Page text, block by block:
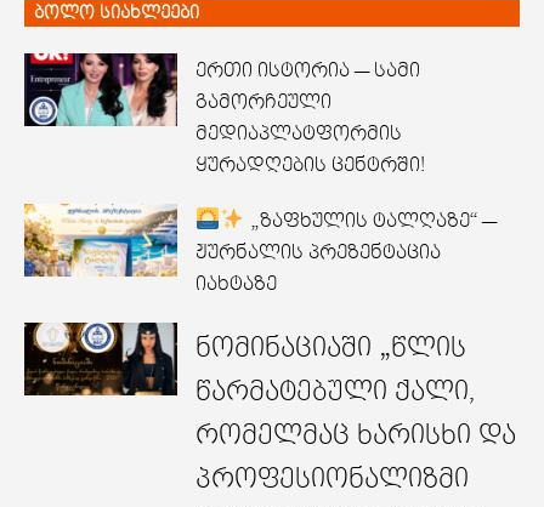
ბოლო სიახლეები
ერთი ისტორია — სამი
გამორჩეული
მედიაპლატფორმის
ყურადღების ცენტრში!
„ზაფხულის ტალღაზე“ —
ჟურნალის პრეზენტაცია
იახტაზე
ნომინაციაში „წლის
წარმატებული ქალი,
რომელმაც ხარისხი და
პროფესიონალიზმი